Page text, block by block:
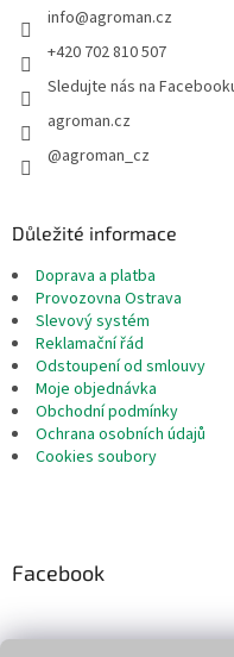
info@agroman.cz
+420 702 810 507
Sledujte nás na
agroman.cz
@agroman_cz
Důležité informace
Doprava a platba
Provozovna Ostrava
Slevový systém
Reklamační řád
Odstoupení od smlouvy
Moje objednávka
Obchodní podmínky
Ochrana osobních údajů
Cookies soubory
Facebook